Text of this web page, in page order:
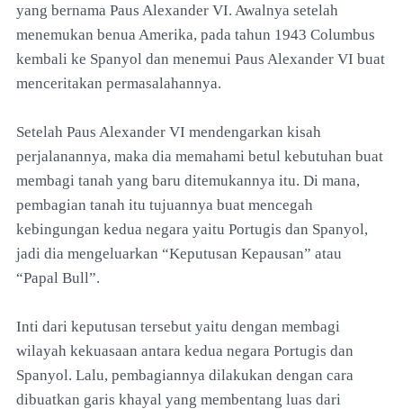
yang bernama Paus Alexander VI. Awalnya setelah
menemukan benua Amerika, pada tahun 1943 Columbus
kembali ke Spanyol dan menemui Paus Alexander VI buat
menceritakan permasalahannya.
Setelah Paus Alexander VI mendengarkan kisah
perjalanannya, maka dia memahami betul kebutuhan buat
membagi tanah yang baru ditemukannya itu. Di mana,
pembagian tanah itu tujuannya buat mencegah
kebingungan kedua negara yaitu Portugis dan Spanyol,
jadi dia mengeluarkan “Keputusan Kepausan” atau
“Papal Bull”.
Inti dari keputusan tersebut yaitu dengan membagi
wilayah kekuasaan antara kedua negara Portugis dan
Spanyol. Lalu, pembagiannya dilakukan dengan cara
dibuatkan garis khayal yang membentang luas dari